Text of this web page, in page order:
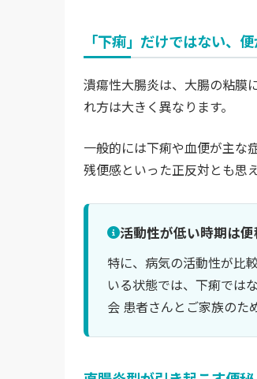
「下痢」だけではない、
潰瘍性大腸炎は、大腸の粘膜
れ方は大きく異なります。
一般的には下痢や血便が主な
残便感といった正反対とも思
活動性が低い時期は
特に、病気の活動性が比
いる状態では、下痢では
会 患者さんとご家族のた